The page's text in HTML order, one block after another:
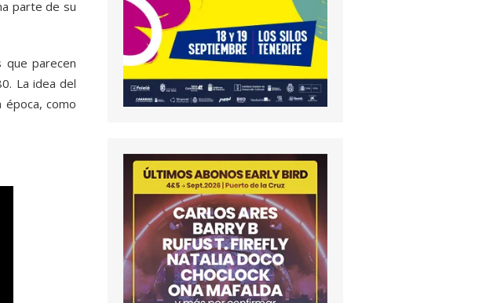
parte de su
parecen
La idea del
como